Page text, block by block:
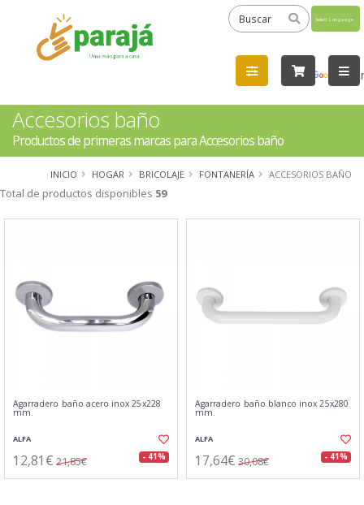
by
Accesorios baño
Productos de primeras marcas para Accesorios baño
INICIO HOGAR BRICOLAJE FONTANERÍA ACCESORIOS BAÑO
Total de productos disponibles 59
Agarradero baño acero inox 25x228
mm.
ALFA
12,81€ 21,85€ - 41%
Agarradero baño blanco inox 25x280
mm.
ALFA
17,64€ 30,08€ - 41%